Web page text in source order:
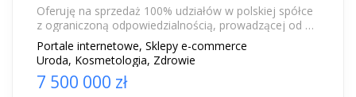
Oferuję na sprzedaż 100% udziałów w polskiej spółce
z ograniczoną odpowiedzialnością, prowadzącej od 30
lat dochodową działalność w sektorze zdrowi...
Portale internetowe, Sklepy e-commerce
Uroda, Kosmetologia, Zdrowie
7 500 000 zł